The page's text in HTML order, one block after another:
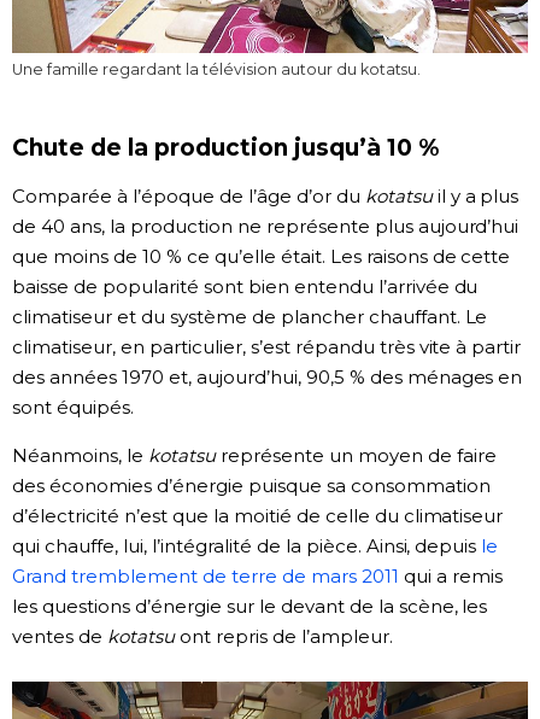
Une famille regardant la télévision autour du kotatsu.
Chute de la production jusqu’à 10 %
Comparée à l’époque de l’âge d’or du kotatsuil y a plus
de 40 ans, la production ne représente plus aujourd’hui
que moins de 10 % ce qu’elle était. Les raisons de cette
baisse de popularité sont bien entendu l’arrivée du
climatiseur et du système de plancher chauffant. Le
climatiseur, en particulier, s’est répandu très vite à partir
des années 1970 et, aujourd’hui, 90,5 % des ménages en
sont équipés.
Néanmoins, le kotatsureprésente un moyen de faire
des économies d’énergie puisque sa consommation
d’électricité n’est que la moitié de celle du climatiseur
qui chauffe, lui, l’intégralité de la pièce. Ainsi, depuis le
Grand tremblement de terre de mars 2011 qui a remis
les questions d’énergie sur le devant de la scène, les
ventes de kotatsuont repris de l’ampleur.